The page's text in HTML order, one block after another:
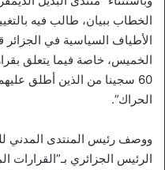
الخطاب ببيان، طالب فيه
الأطياف السياسية في الجزائر
الخميس، خاصة فيما يتعلق
60 سجينا من الذين أطلق
الحراك”.
ووصف رئيس المنتدى المدني
الرئيس الجزائري بـ”القرارات